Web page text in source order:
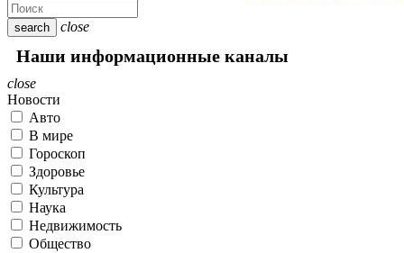
search close
Наши информационные каналы
close
Новости
Авто
В мире
Гороскоп
Здоровье
Культура
Наука
Недвижимость
Общество